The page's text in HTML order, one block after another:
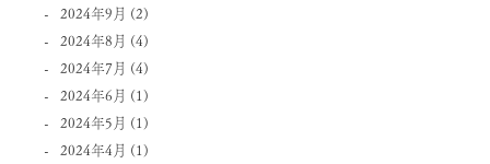
2024年9月 (2)
2024年8月 (4)
2024年7月 (4)
2024年6月 (1)
2024年5月 (1)
2024年4月 (1)